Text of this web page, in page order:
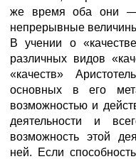
же время оба они
непрерывные
В учении о
различных видов
«качеств»
основных в его
возможностью и
деятельности и
возможность этой
ней. Если